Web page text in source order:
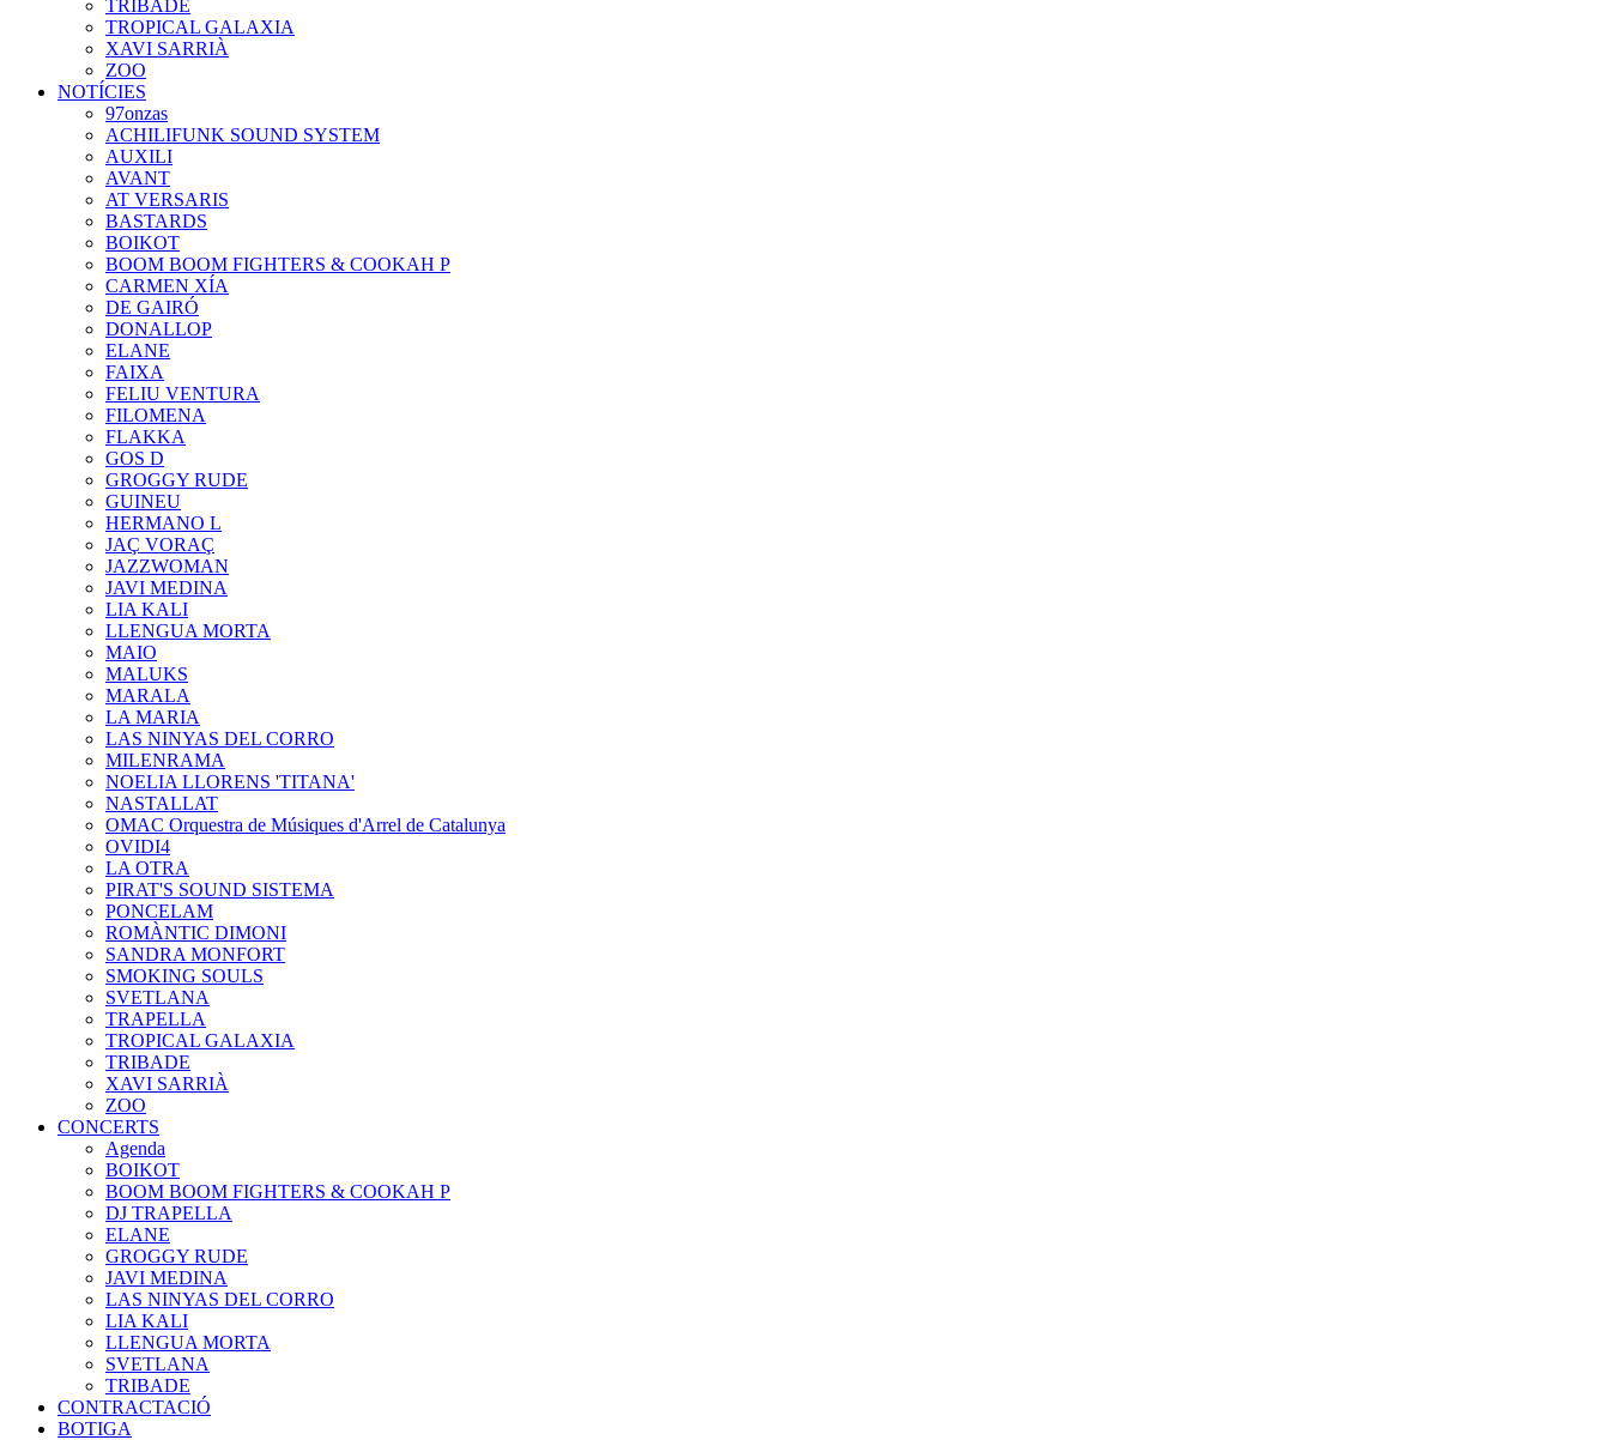
TRIBADE
TROPICAL GALAXIA
XAVI SARRIÀ
ZOO
NOTÍCIES
97onzas
ACHILIFUNK SOUND SYSTEM
AUXILI
AVANT
AT VERSARIS
BASTARDS
BOIKOT
BOOM BOOM FIGHTERS & COOKAH P
CARMEN XÍA
DE GAIRÓ
DONALLOP
ELANE
FAIXA
FELIU VENTURA
FILOMENA
FLAKKA
GOS D
GROGGY RUDE
GUINEU
HERMANO L
JAÇ VORAÇ
JAZZWOMAN
JAVI MEDINA
LIA KALI
LLENGUA MORTA
MAIO
MALUKS
MARALA
LA MARIA
LAS NINYAS DEL CORRO
MILENRAMA
NOELIA LLORENS 'TITANA'
NASTALLAT
OMAC Orquestra de Músiques d'Arrel de Catalunya
OVIDI4
LA OTRA
PIRAT'S SOUND SISTEMA
PONCELAM
ROMÀNTIC DIMONI
SANDRA MONFORT
SMOKING SOULS
SVETLANA
TRAPELLA
TROPICAL GALAXIA
TRIBADE
XAVI SARRIÀ
ZOO
CONCERTS
Agenda
BOIKOT
BOOM BOOM FIGHTERS & COOKAH P
DJ TRAPELLA
ELANE
GROGGY RUDE
JAVI MEDINA
LAS NINYAS DEL CORRO
LIA KALI
LLENGUA MORTA
SVETLANA
TRIBADE
CONTRACTACIÓ
BOTIGA